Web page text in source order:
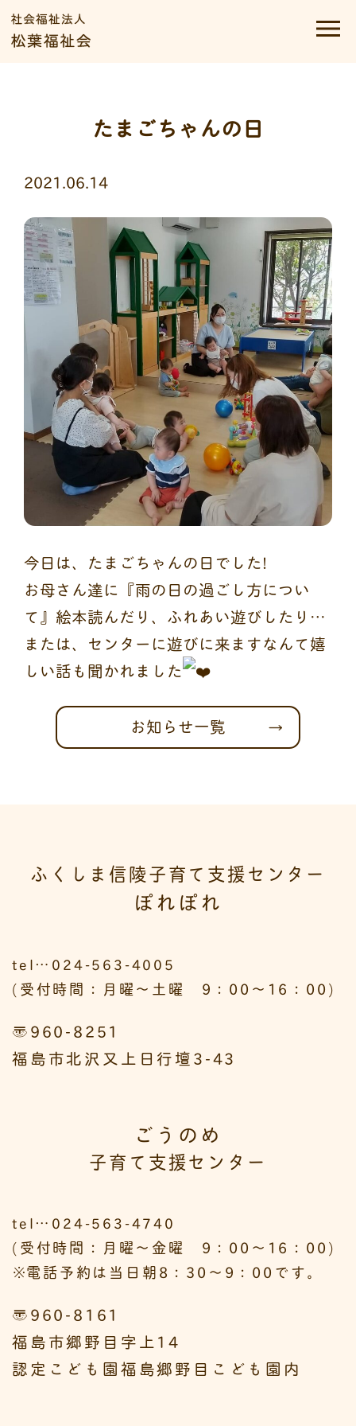
たまごちゃんの日
2021.06.14
今日は、たまごちゃんの日でした!
お母さん達に『雨の日の過ごし方につい
て』絵本読んだり、ふれあい遊びしたり…
または、センターに遊びに来ますなんて嬉
しい話も聞かれました
お知らせ一覧
ふくしま信陵子育て支援センター
ぽれぽれ
tel…024-563-4005
(受付時間：月曜～土曜 9：00～16：00)
〒960-8251
福島市北沢又上日行壇3-43
ごうのめ
子育て支援センター
tel…024-563-4740
(受付時間：月曜～金曜 9：00～16：00)
※電話予約は当日朝8：30～9：00です。
〒960-8161
福島市郷野目字上14
認定こども園福島郷野目こども園内